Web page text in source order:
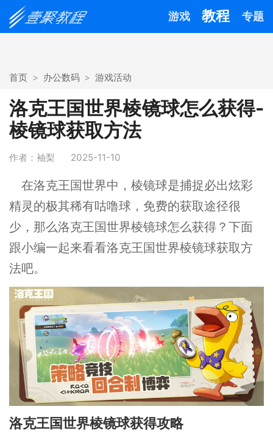
游戏 教程 专题
首页 办公数码 游戏活动
洛克王国世界棱镜球怎么获得-
棱镜球获取方法
作者：袖梨 2025-11-10
在洛克王国世界中，棱镜球是捕捉必出炫彩
精灵的极其稀有咕噜球，免费的获取途径很
少，那么洛克王国世界棱镜球怎么获得？下面
跟小编一起来看看洛克王国世界棱镜球获取方
法吧。
洛克王国世界棱镜球获得攻略